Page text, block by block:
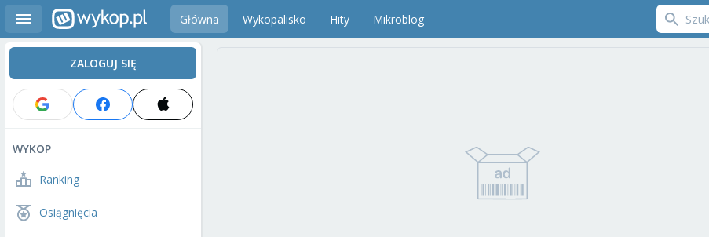
Główna Wykopalisko Hity Mikroblog
ZALOGUJ SIĘ
WYKOP
Ranking
Osiągnięcia